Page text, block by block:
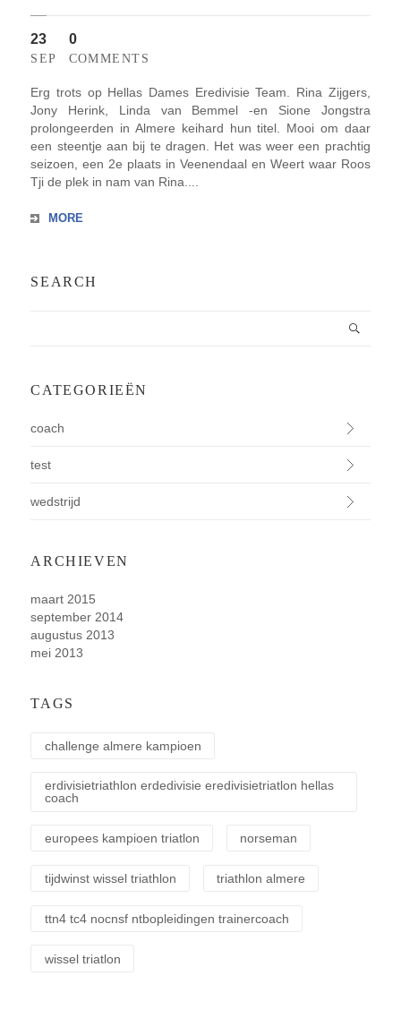
23
SEP
0
COMMENTS
Erg trots op Hellas Dames Eredivisie Team. Rina Zijgers,
Jony Herink, Linda van Bemmel -en Sione Jongstra
prolongeerden in Almere keihard hun titel. Mooi om daar
een steentje aan bij te dragen. Het was weer een prachtig
seizoen, een 2e plaats in Veenendaal en Weert waar Roos
Tji de plek in nam van Rina....
MORE
SEARCH
CATEGORIEËN
coach
test
wedstrijd
ARCHIEVEN
maart 2015
september 2014
augustus 2013
mei 2013
TAGS
challenge almere kampioen
erdivisietriathlon erdedivisie eredivisietriatlon hellas
coach
europees kampioen triatlon norseman
tijdwinst wissel triathlon triathlon almere
ttn4 tc4 nocnsf ntbopleidingen trainercoach
wissel triatlon